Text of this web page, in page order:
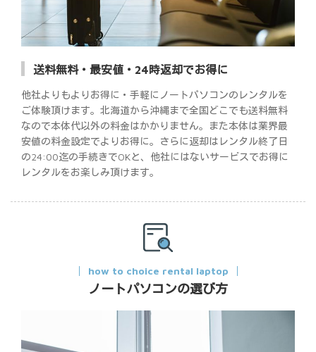
送料無料・最安値・24時返却でお得に
他社よりもよりお得に・手軽にノートパソコンのレンタルを
ご体験頂けます。北海道から沖縄まで全国どこでも送料無料
なので本体代以外の料金はかかりません。また本体は業界最
安値の料金設定でよりお得に。さらに返却はレンタル終了日
の24:00迄の手続きでOKと、他社にはないサービスでお得に
レンタルをお楽しみ頂けます。
how to choice rental laptop
ノートパソコンの選び方